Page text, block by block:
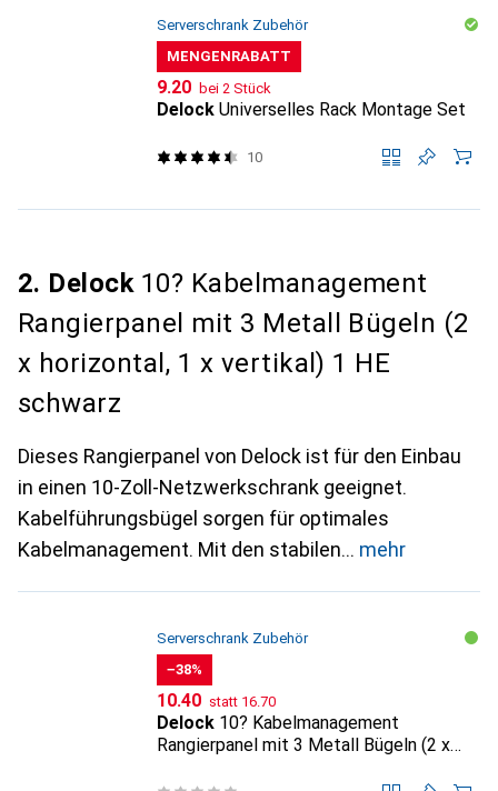
Serverschrank Zubehör
MENGENRABATT
CHF
9.20 bei 2 Stück
Delock Universelles Rack Montage Set
10
2. Delock10? Kabelmanagement
Rangierpanel mit 3 Metall Bügeln (2
x horizontal, 1 x vertikal) 1 HE
schwarz
Dieses Rangierpanel von Delock ist für den Einbau
in einen 10-Zoll-Netzwerkschrank geeignet.
Kabelführungsbügel sorgen für optimales
Kabelmanagement. Mit den stabilen
mehr
Serverschrank Zubehör
−38%
CHF
10.40 statt CHF
16.70
Delock 10? Kabelmanagement
Rangierpanel mit 3 Metall Bügeln (2 x